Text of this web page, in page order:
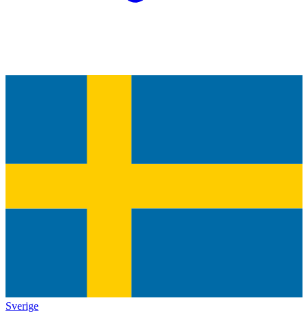
Sverige